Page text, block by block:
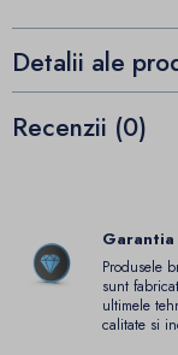
Detalii ale
Recenzii (0)
Produsele
sunt
ultimele
calitate si